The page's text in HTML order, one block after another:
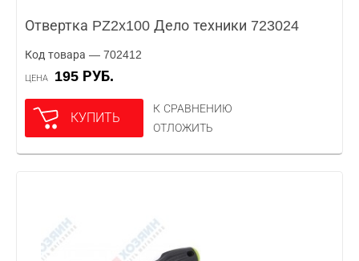
Отвертка PZ2x100 Дело техники 723024
Код товара — 702412
ЦЕНА 195 РУБ.
КУПИТЬ
К СРАВНЕНИЮ
ОТЛОЖИТЬ